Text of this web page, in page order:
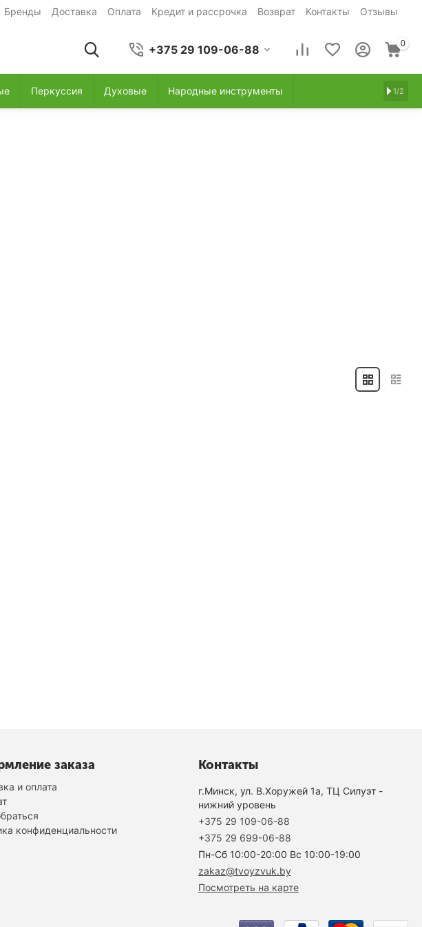
Бренды Доставка Оплата Кредит и рассрочка Возврат Контакты Отзывы
+375 29 109-06-88 0
Перкуссия Духовые Народные инструменты 1/2
заказа
и оплата
конфиденциальности
Контакты
г.Минск, ул. В.Хоружей 1а, ТЦ Силуэт -
нижний уровень
+375 29 109-06-88
+375 29 699-06-88
Пн-Cб 10:00-20:00 Вс 10:00-19:00
zakaz@tvoyzvuk.by
Посмотреть на карте